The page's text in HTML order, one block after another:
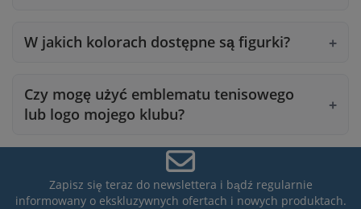
W jakich kolorach dostępne są figurki?
Czy mogę użyć emblematu tenisowego
lub logo mojego klubu?
Zapisz się teraz do newslettera i bądź regularnie
informowany o ekskluzywnych ofertach i nowych produktach.